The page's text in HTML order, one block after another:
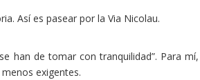
Así es pasear por la Via Nicolau.
han de tomar con tranquilidad”. Para mí,
exigentes.